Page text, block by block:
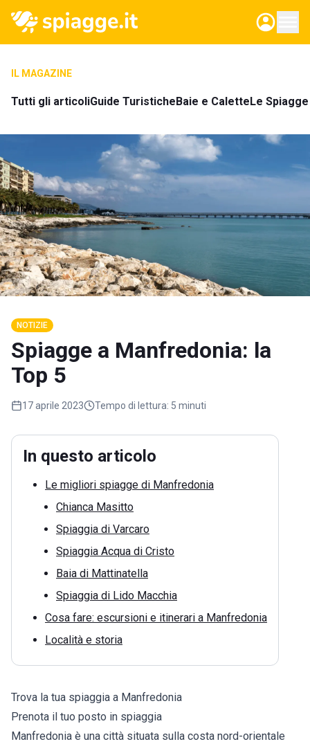
IL MAGAZINE
Tutti gli articoliGuide TuristicheBaie e CaletteLe
NOTIZIE
Spiagge a Manfredonia: la
Top 5
17 aprile 2023 Tempo di lettura: 5 minuti
In questo articolo
Le migliori spiagge di Manfredonia
Chianca Masitto
Spiaggia di Varcaro
Spiaggia Acqua di Cristo
Baia di Mattinatella
Spiaggia di Lido Macchia
Cosa fare: escursioni e itinerari a Manfredonia
Località e storia
Trova la tua spiaggia a Manfredonia
Prenota il tuo posto in spiaggia
Manfredonia è una città situata sulla costa nord-orientale